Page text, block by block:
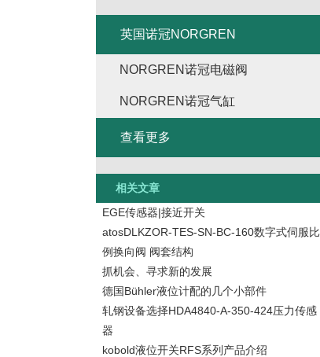
英国诺冠NORGREN
NORGREN诺冠电磁阀
NORGREN诺冠气缸
查看更多
相关文章
EGE传感器|接近开关
atosDLKZOR-TES-SN-BC-160数字式伺服比
例换向阀 阀套结构
抓机会、寻求新的发展
德国Bühler液位计配的几个小部件
轧钢设备选择HDA4840-A-350-424压力传感
器
kobold液位开关RFS系列产品介绍